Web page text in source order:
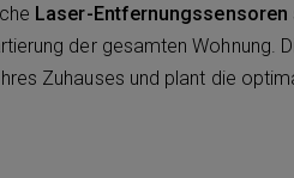
Laser-Entfernungssensoren
der gesamten Wohnung.
Zuhauses und plant die